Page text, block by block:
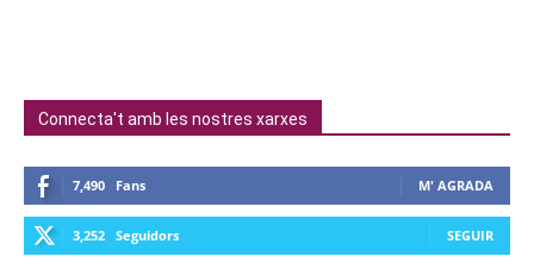
Connecta't amb les nostres xarxes
7,490 Fans M' AGRADA
3,252 Seguidors SEGUIR